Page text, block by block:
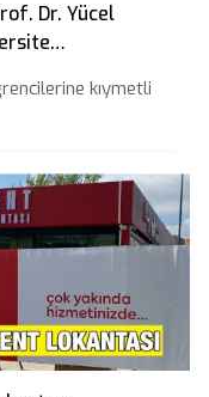
Dr. Yücel
kıymetli